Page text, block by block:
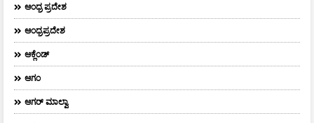
ಆಂಧ್ರ ಪ್ರದೇಶ
ಆಂಧ್ರಪ್ರದೇಶ
ಆಕ್ಲೆಂಡ್
ಆಗಂ
ಆಗರ್‌ ಮಾಲ್ವಾ